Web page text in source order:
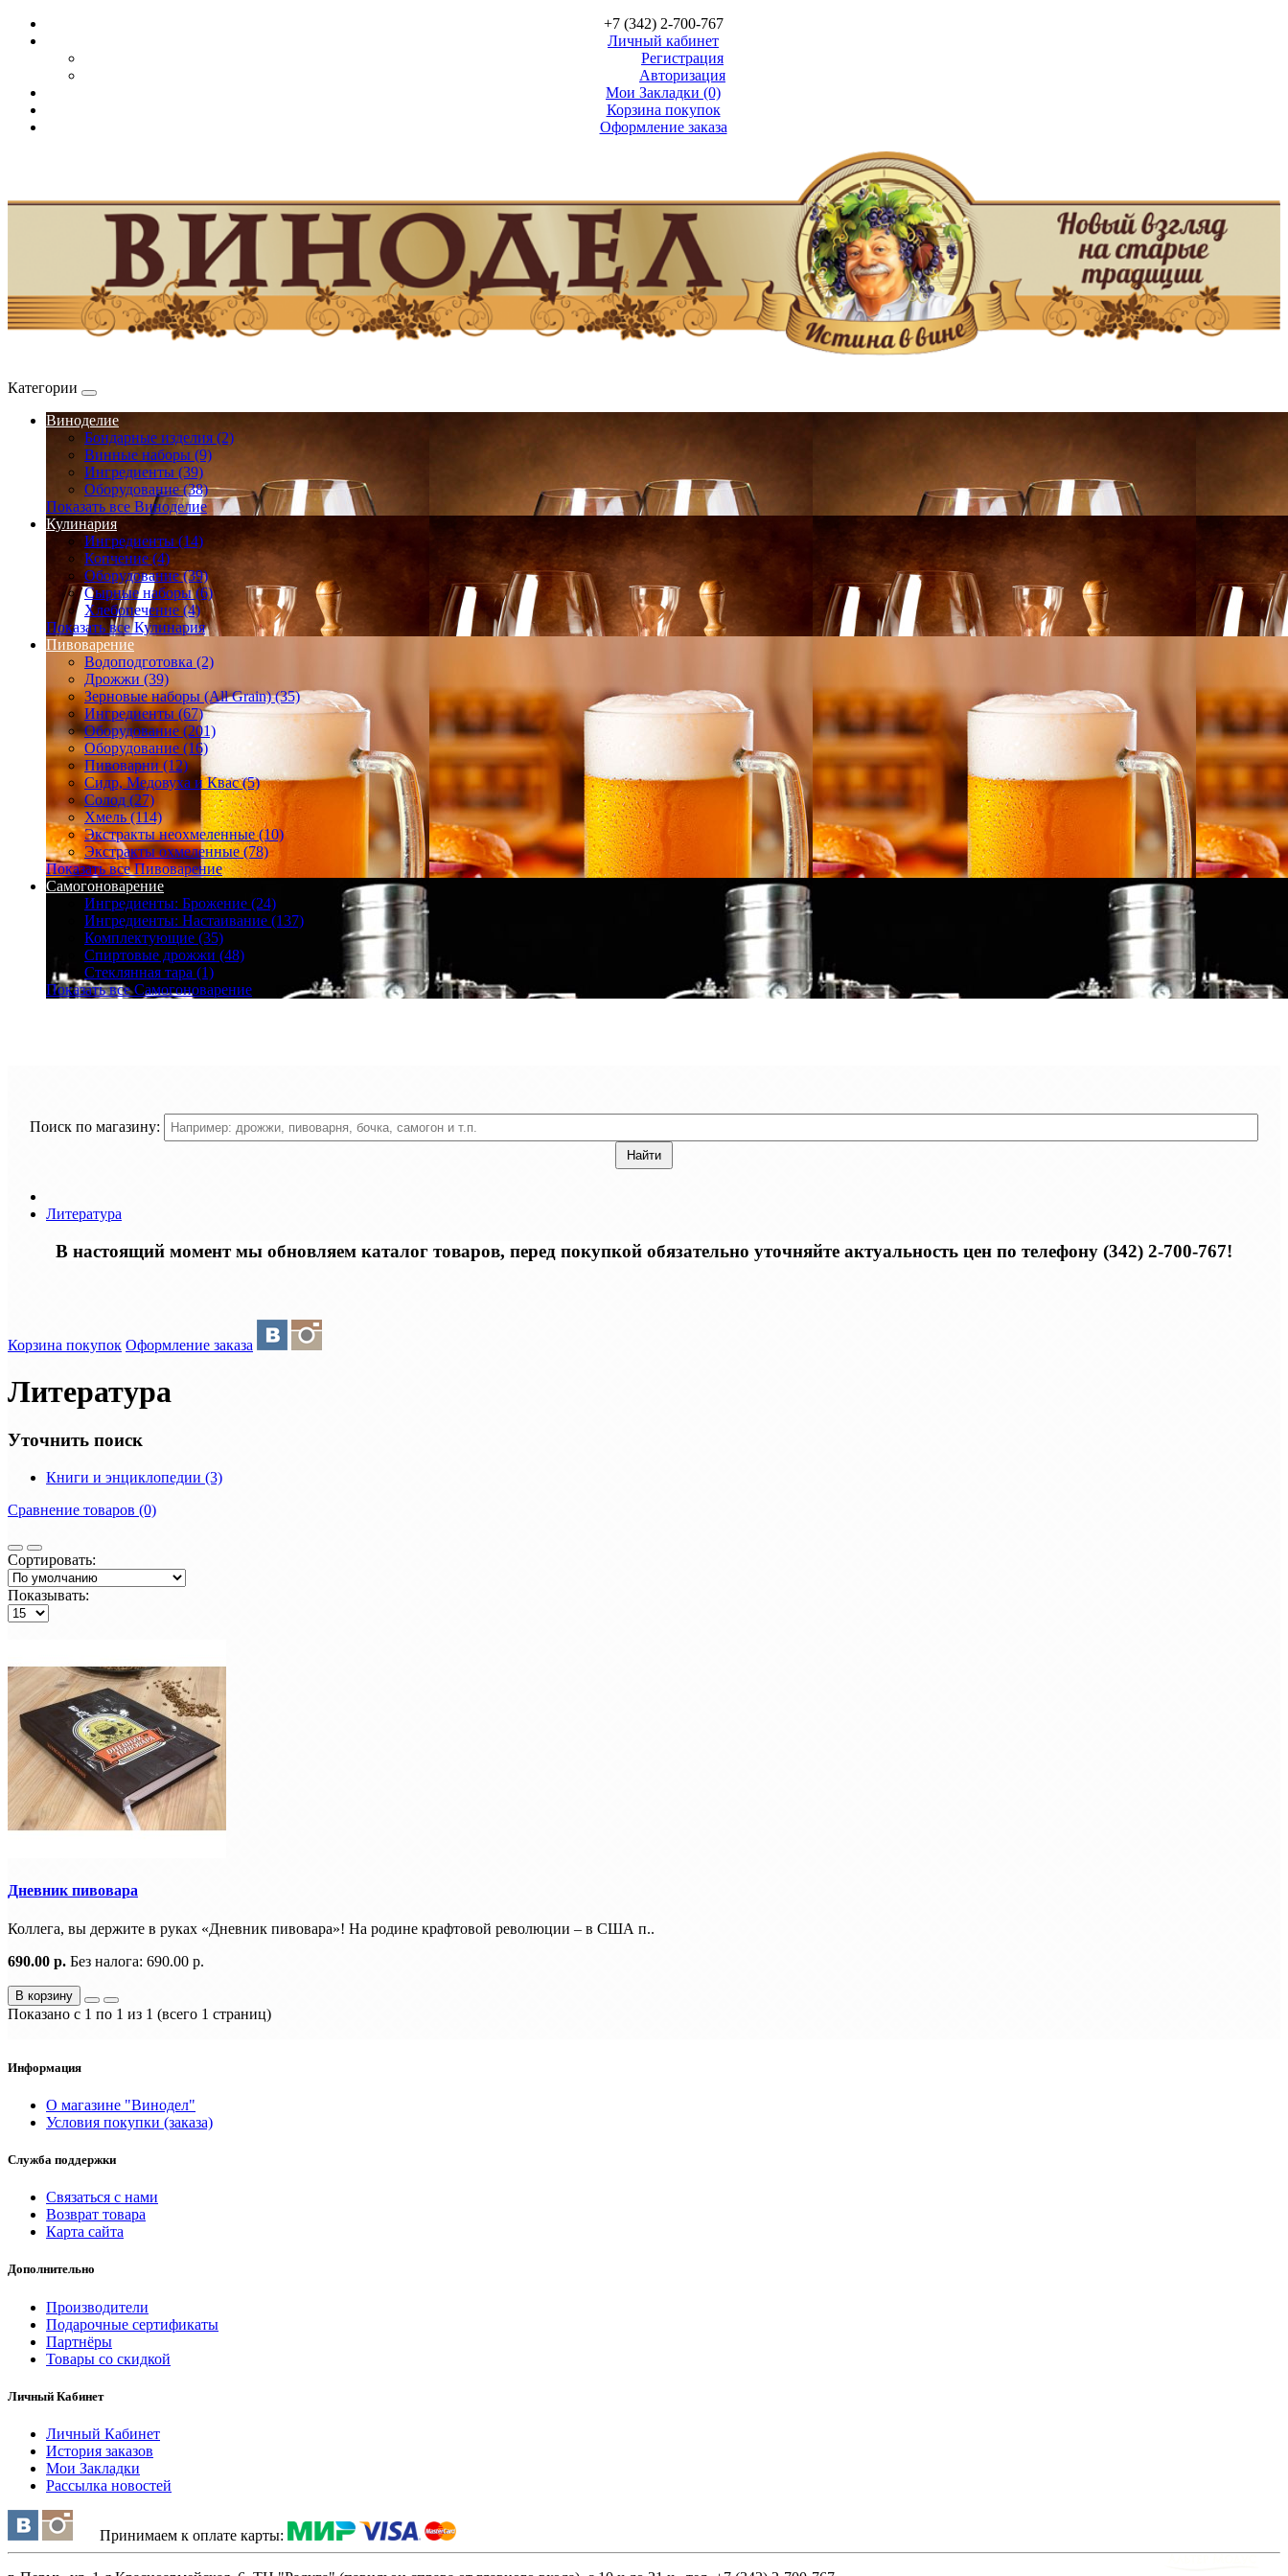
+7 (342) 2-700-767
Личный кабинет
Регистрация
Авторизация
Мои Закладки (0)
Корзина покупок
Оформление заказа
Категории
Виноделие
Бондарные изделия (2)
Винные наборы (9)
Ингредиенты (39)
Оборудование (38)
Показать все Виноделие
Кулинария
Ингредиенты (14)
Копчение (4)
Оборудование (39)
Сырные наборы (6)
Хлебопечение (4)
Показать все Кулинария
Пивоварение
Водоподготовка (2)
Дрожжи (39)
Зерновые наборы (All Grain) (35)
Ингредиенты (67)
Оборудование (201)
Оборудование (16)
Пивоварни (12)
Сидр, Медовуха и Квас (5)
Солод (27)
Хмель (114)
Экстракты неохмеленные (10)
Экстракты охмеленные (78)
Показать все Пивоварение
Самогоноварение
Ингредиенты: Брожение (24)
Ингредиенты: Настаивание (137)
Комплектующие (35)
Спиртовые дрожжи (48)
Стеклянная тара (1)
Показать все Самогоноварение
Поиск по магазину:
Литература
В настоящий момент мы обновляем каталог товаров, перед покупкой обязательно уточняйте актуальность цен по телефону (342) 2-700-767!
Корзина покупок Оформление заказа
Литература
Уточнить поиск
Книги и энциклопедии (3)
Сравнение товаров (0)
Сортировать:
Показывать:
Дневник пивовара
Коллега, вы держите в руках «Дневник пивовара»! На родине крафтовой революции – в США п..
690.00 р. Без налога: 690.00 р.
В корзину
Показано с 1 по 1 из 1 (всего 1 страниц)
Информация
О магазине "Винодел"
Условия покупки (заказа)
Служба поддержки
Связаться с нами
Возврат товара
Карта сайта
Дополнительно
Производители
Подарочные сертификаты
Партнёры
Товары со скидкой
Личный Кабинет
Личный Кабинет
История заказов
Мои Закладки
Рассылка новостей
Принимаем к оплате карты: